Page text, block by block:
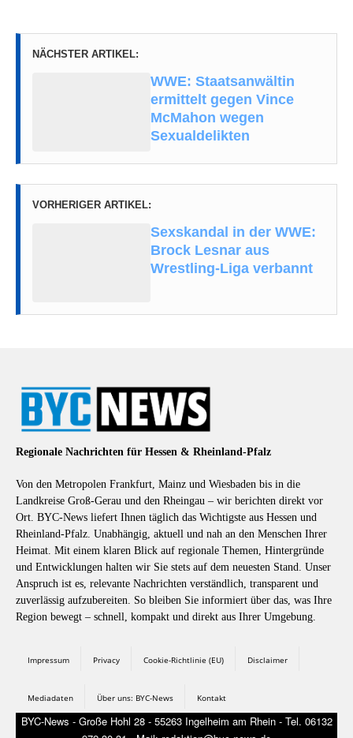
NÄCHSTER ARTIKEL:
WWE: Staatsanwältin
ermittelt gegen Vince
McMahon wegen
Sexualdelikten
VORHERIGER ARTIKEL:
Sexskandal in der WWE:
Brock Lesnar aus
Wrestling-Liga verbannt
Regionale Nachrichten für Hessen & Rheinland-Pfalz
Von den Metropolen Frankfurt, Mainz und Wiesbaden bis in die
Landkreise Groß-Gerau und den Rheingau – wir berichten direkt vor
Ort. BYC-News liefert Ihnen täglich das Wichtigste aus Hessen und
Rheinland-Pfalz. Unabhängig, aktuell und nah an den Menschen Ihrer
Heimat. Mit einem klaren Blick auf regionale Themen, Hintergründe
und Entwicklungen halten wir Sie stets auf dem neuesten Stand. Unser
Anspruch ist es, relevante Nachrichten verständlich, transparent und
zuverlässig aufzubereiten. So bleiben Sie informiert über das, was Ihre
Region bewegt – schnell, kompakt und direkt aus Ihrer Umgebung.
Impressum Privacy Cookie-Richtlinie (EU) Disclaimer
Mediadaten Über uns: BYC-News Kontakt
BYC-News - Große Hohl 28 - 55263 Ingelheim am Rhein - Tel. 06132